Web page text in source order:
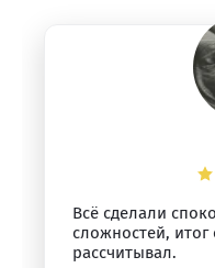
Всё сделали
сложностей,
рассчитывал.